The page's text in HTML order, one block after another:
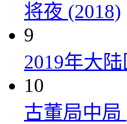
将夜 (2018)
9
2019年大
10
古董局中局